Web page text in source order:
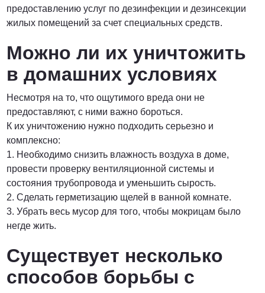
предоставлению услуг по дезинфекции и дезинсекции
жилых помещений за счет специальных средств.
Можно ли их уничтожить
в домашних условиях
Несмотря на то, что ощутимого вреда они не
предоставляют, с ними важно бороться.
К их уничтожению нужно подходить серьезно и
комплексно:
1. Необходимо снизить влажность воздуха в доме,
провести проверку вентиляционной системы и
состояния трубопровода и уменьшить сырость.
2. Сделать герметизацию щелей в ванной комнате.
3. Убрать весь мусор для того, чтобы мокрицам было
негде жить.
Существует несколько
способов борьбы с